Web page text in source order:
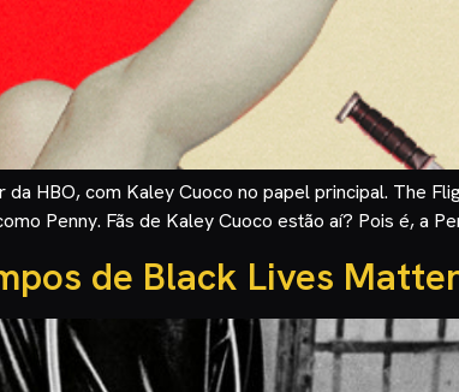
HBO, com Kaley Cuoco no papel principal. The
Penny. Fãs de Kaley Cuoco estão aí? Pois é, a
de Black Lives